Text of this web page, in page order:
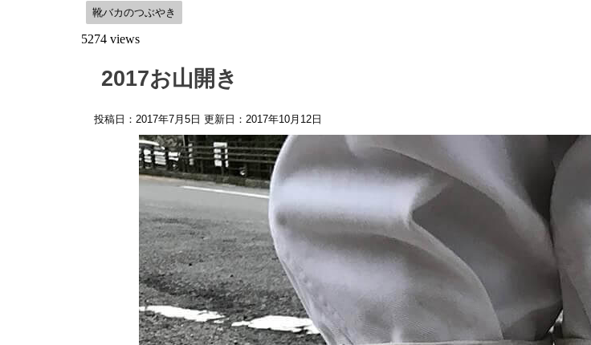
靴バカのつぶやき
5274 views
2017お山開き
投稿日：2017年7月5日 更新日： 2017年10月12日